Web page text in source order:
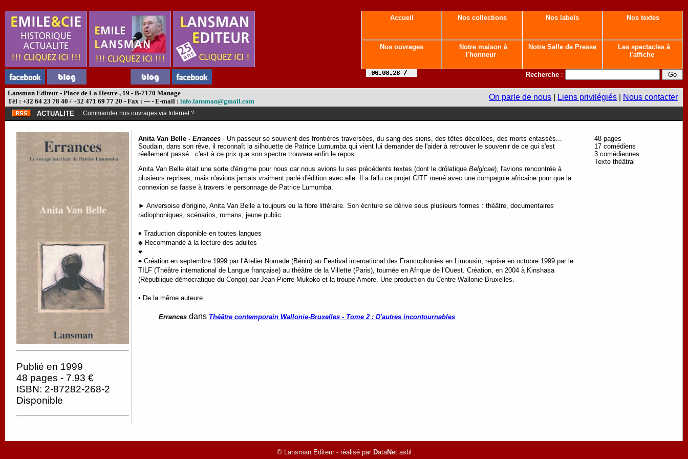
Accueil Nos collections Nos labels Nos textes
Nos ouvrages
Notre maison à
l'honneur
Notre Salle de Presse
Les spectacles à
l'affiche
Recherche :
Lansman Editeur - Place de La Hestre , 19 - B-7170 Manage
Tél : +32 64 23 78 40 / +32 471 69 77 20 - Fax : --- - E-mail : info.lansman@gmail.com On parle de nous Liens privilégiés Nous contacter
ACTUALITE Commander nos ouvrages via Internet ?
Publié en 1999
48 pages - 7.93 €
ISBN: 2-87282-268-2
Disponible
Anita Van Belle - Errances - Un passeur se souvient des frontières traversées, du sang des siens, des têtes décollées, des morts entassés...
Soudain, dans son rêve, il reconnaît la silhouette de Patrice Lumumba qui vient lui demander de l'aider à retrouver le souvenir de ce qui s'est
réellement passé : c'est à ce prix que son spectre trouvera enfin le repos.
Anita Van Belle était une sorte d'énigme pour nous car nous avions lu ses précédents textes (dont le drôlatique Belgicae), l'avions rencontrée à
plusieurs reprises, mais n'avions jamais vraiment parlé d'édition avec elle. Il a fallu ce projet CITF mené avec une compagnie africaine pour que la
connexion se fasse à travers le personnage de Patrice Lumumba.
► Anversoise d'origine, Anita Van Belle a toujours eu la fibre littéraire. Son écriture se dérive sous plusieurs formes : théâtre, documentaires
radiophoniques, scénarios, romans, jeune public...
♦ Traduction disponible en toutes langues
♣ Recommandé à la lecture des adultes
♥
♠ Création en septembre 1999 par l’Atelier Nomade (Bénin) au Festival international des Francophonies en Limousin, reprise en octobre 1999 par le
TILF (Théâtre international de Langue française) au théâtre de la Villette (Paris), tournée en Afrique de l’Ouest. Création, en 2004 à Kinshasa
(République démocratique du Congo) par Jean-Pierre Mukoko et la troupe Amore. Une production du Centre Wallonie-Bruxelles.
• De la même auteure
Errances dans Théâtre contemporain Wallonie-Bruxelles - Tome 2 : D'autres incontournables
48 pages
17 comédiens
3 comédiennes
Texte théâtral
© Lansman Editeur - réalisé par DataNet asbl